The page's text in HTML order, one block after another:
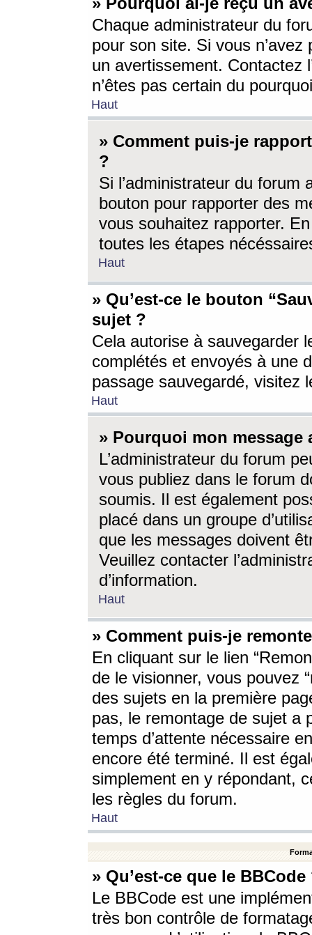
Chaque administrateur du
pour son site. Si vous
un avertissement. Contactez
n’êtes pas certain du
Haut
» Comment puis-je
?
Si l’administrateur du forum
bouton pour rapporter des
vous souhaitez rapporter.
toutes les étapes
Haut
» Qu’est-ce le bouton
sujet ?
Cela autorise à sauvegarder
complétés et envoyés à une
passage sauvegardé, visitez
Haut
» Pourquoi mon message
L’administrateur du forum
vous publiez dans le forum
soumis. Il est également
placé dans un groupe
que les messages doivent
Veuillez contacter
d’information.
Haut
» Comment puis-je
En cliquant sur le lien
de le visionner, vous pouvez
des sujets en la première
pas, le remontage de sujet a
temps d’attente nécessaire
encore été terminé. Il est
simplement en y répondant,
les règles du forum.
Haut
» Qu’est-ce que le BBCode
Le BBCode est une
très bon contrôle de